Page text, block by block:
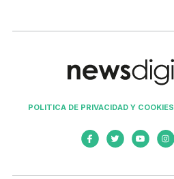
POLITICA DE PRIVACIDAD Y COOKIES